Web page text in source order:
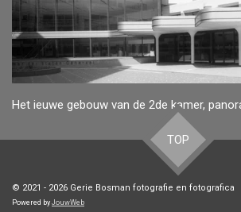
Het ieuwe gebouw van de 2de kamer,
TOP
© 2021 - 2026 Gerie Bosman fotografie en fotografica
Powered by JouwWeb